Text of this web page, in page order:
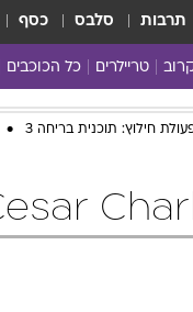
תרבות סלבס כסף
טריילרים כל הכוכבים
חילוץ: תוכנית בריחה 3